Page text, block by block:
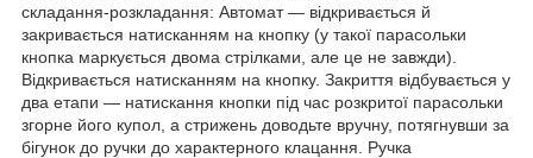
складання-розкладання: Автомат — відкривається й
закривається натисканням на кнопку (у такої парасольки
кнопка маркується двома стрілками, але це не завжди).
Відкривається натисканням на кнопку. Закриття відбувається у
два етапи — натискання кнопки під час розкритої парасольки
згорне його купол, а стрижень доводьте вручну, потягнувши за
бігунок до ручки до характерного клацання. Ручка